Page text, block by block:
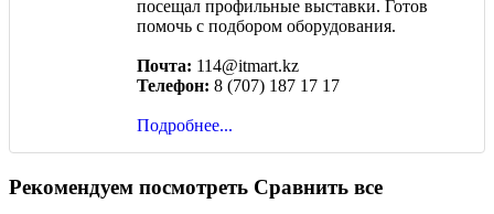
посещал профильные выставки. Готов
помочь с подбором оборудования.
Почта: 114@itmart.kz
Телефон: 8 (707) 187 17 17
Подробнее...
Рекомендуем посмотреть Сравнить все